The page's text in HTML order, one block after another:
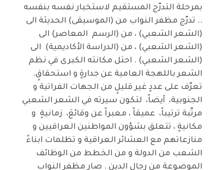
بمرحلة التدرّج المستقيم لاستخبار نفسه بنفسه
.. تدرّج مظفر النواب من (الموسيقى) الحديثة الى
(الشعر الشعبي) ، من (الرسم المعاصر) الى
(الشعر الشعبي) ، من (الدراسة الأكاديمية) الى
(الشعر الشعبي) . احتل مكانته الكبرى في نظم
الشعر باللهجة العامية عن جدارةٍ و استحقاقٍ.
تعرّف على عددٍ غير قليلٍ من الجهات الفراتية و
الجنوبية، أيضاً، لتكون سيرته في الشعر الشعبي
مرتّبة ترتيباً، عميقاً ، معبراً عن وقائعَ، زمانيةٍ و
مكانيةٍ ، تتعلق بشؤون المواطنين العراقيين و
منازعاتهم مع العشائر العراقية و تظلمات ابناءً
الشعب من الدولة و من الخطط من الوظائف
الموضوعة من رجال الدين . صار مظفر النواب